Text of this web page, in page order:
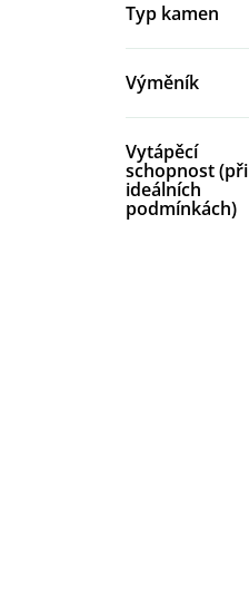
Typ kamen
Výměník
Vytápěcí
schopnost (při
ideálních
podmínkách)